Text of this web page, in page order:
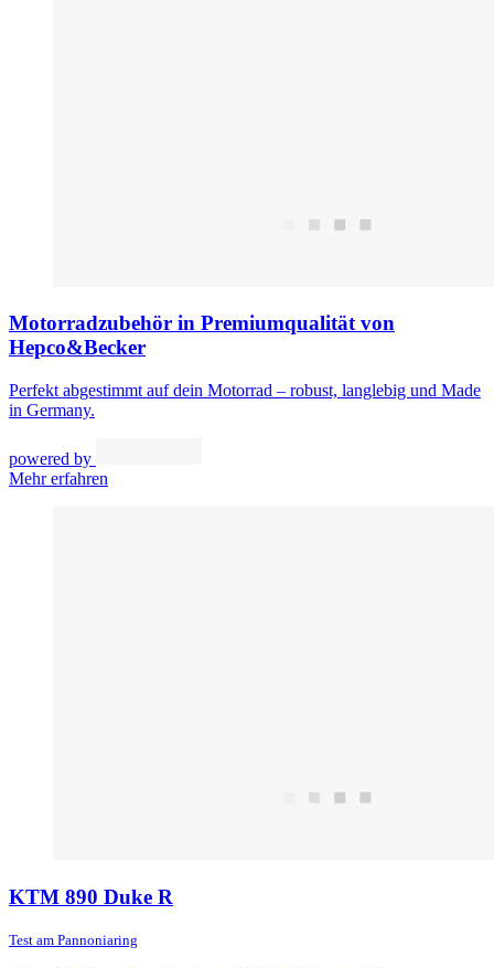
Motorradzubehör in Premiumqualität von
Hepco&Becker
Perfekt abgestimmt auf dein Motorrad – robust, langlebig und Made
in Germany.
powered by
Mehr erfahren
KTM 890 Duke R
Test am Pannoniaring